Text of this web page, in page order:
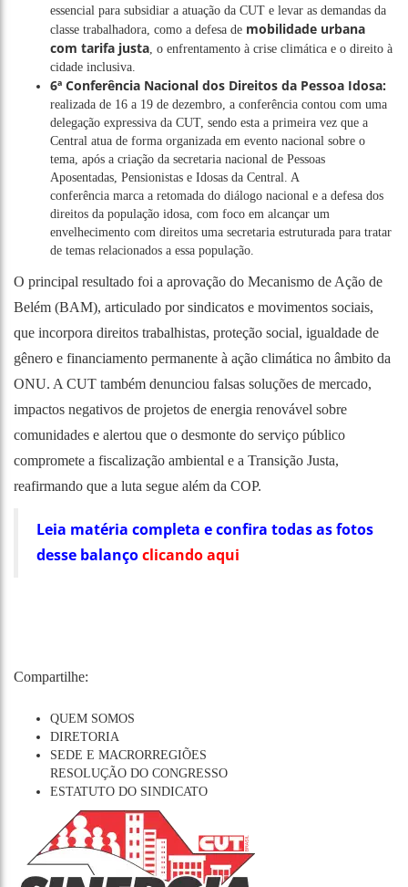
essencial para subsidiar a atuação da CUT e levar as demandas da
classe trabalhadora, como a defesa de mobilidade urbana
com tarifa justa , o enfrentamento à crise climática e o direito à
cidade inclusiva.
6ª Conferência Nacional dos Direitos da Pessoa Idosa:
realizada de 16 a 19 de dezembro, a conferência contou com uma
delegação expressiva da CUT, sendo esta a primeira vez que a
Central atua de forma organizada em evento nacional sobre o
tema, após a criação da secretaria nacional de Pessoas
Aposentadas, Pensionistas e Idosas da Central. A
conferência marca a retomada do diálogo nacional e a defesa dos
direitos da população idosa, com foco em alcançar um
envelhecimento com direitos uma secretaria estruturada para tratar
de temas relacionados a essa população.
O principal resultado foi a aprovação do Mecanismo de Ação de
Belém (BAM), articulado por sindicatos e movimentos sociais,
que incorpora direitos trabalhistas, proteção social, igualdade de
gênero e financiamento permanente à ação climática no âmbito da
ONU. A CUT também denunciou falsas soluções de mercado,
impactos negativos de projetos de energia renovável sobre
comunidades e alertou que o desmonte do serviço público
compromete a fiscalização ambiental e a Transição Justa,
reafirmando que a luta segue além da COP.
Leia matéria completa e confira todas as fotos
desse balançoclicando aqui
Compartilhe:
QUEM SOMOS
DIRETORIA
SEDE E MACRORREGIÕES
RESOLUÇÃO DO CONGRESSO
ESTATUTO DO SINDICATO